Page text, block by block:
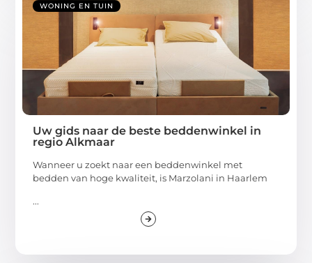
WONING EN TUIN
Uw gids naar de beste beddenwinkel in
regio Alkmaar
Wanneer u zoekt naar een beddenwinkel met
bedden van hoge kwaliteit, is Marzolani in Haarlem
...